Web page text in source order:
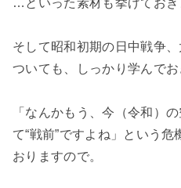
…といった素材も挙げておき
そして昭和初期の日中戦争
ついても、しっかり学んでお
「なんかもう、今（令和）
て“戦前”ですよね」という
おりますので。